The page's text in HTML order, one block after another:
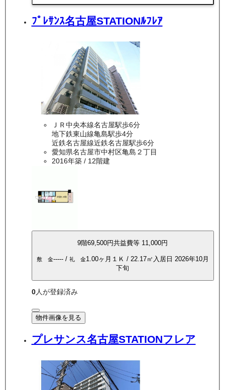
ﾌﾟﾚｻﾝｽ名古屋STATIONﾙﾌﾚｱ
ＪＲ中央本線名古屋駅歩6分
地下鉄東山線亀島駅歩4分
近鉄名古屋線近鉄名古屋駅歩6分
愛知県名古屋市中村区亀島２丁目
2016年築/ 12階建
9階69,500円共益費等 11,000円
敷 金-----/ 礼 金1.00ヶ月 １Ｋ / 22.17㎡ 入居日 2026年10月
下旬
0人が登録済み
物件画像を見る
プレサンス名古屋STATIONフレア